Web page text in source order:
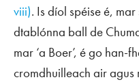
viii). Is díol spéise é,
dtablónna ball de
mar ‘a Boer’, é go
cromdhuilleach air